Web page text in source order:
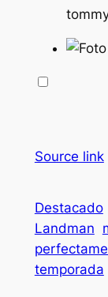
Source link
Destacado
Landman
temporada